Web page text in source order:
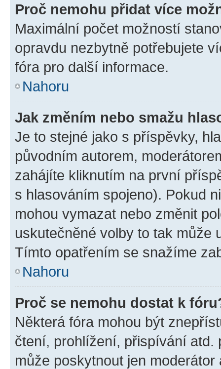
Proč nemohu přidat více
Maximální počet možností
opravdu nezbytně potřebujete
fóra pro další informace.
Nahoru
Jak změním nebo smažu
Je to stejné jako s příspěvky,
původním autorem,
zahájíte kliknutím na první
s hlasováním spojeno). Pokud
mohou vymazat nebo změnit
uskutečněné volby to tak může
Tímto opatřením se snažíme
Nahoru
Proč se nemohu dostat k
Některá fóra mohou být
čtení, prohlížení, přispívání atd.
může poskytnout jen